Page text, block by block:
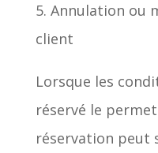
5. Annulation ou
client
Lorsque les
réservé le
réservation peut